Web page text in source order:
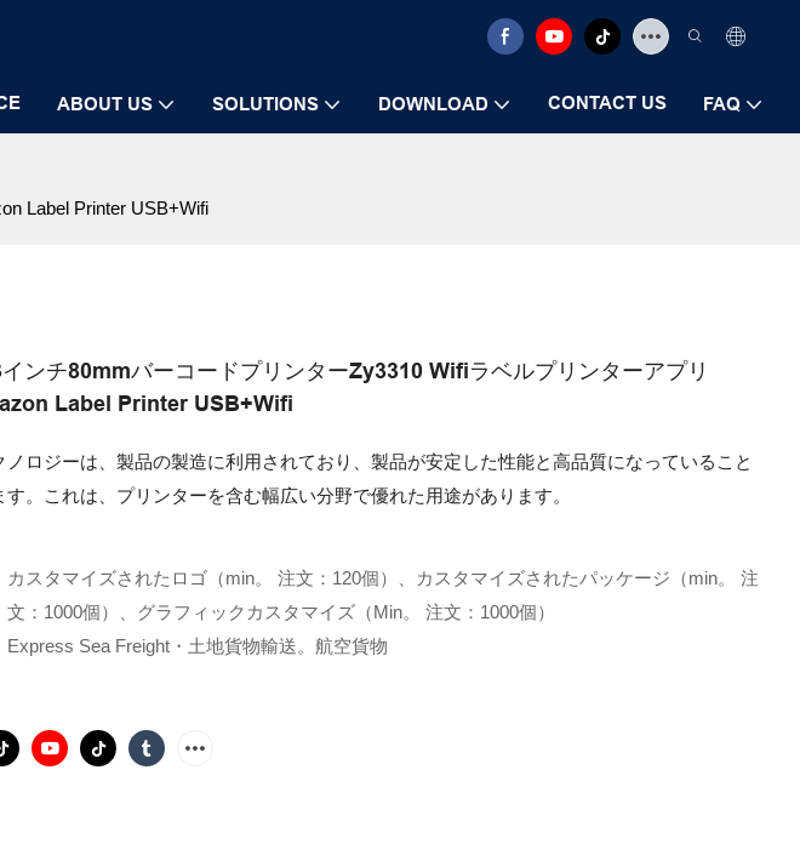
ABOUT US SOLUTIONS DOWNLOAD CONTACT US FAQ
Label Printer USB+Wifi
ンチ80mmバーコードプリンターZy3310 Wifiラベルプリンターアプリ
Label Printer USB+Wifi
ノロジーは、製品の製造に利用されており、製品が安定した性能と高品質になっていること
す。これは、プリンターを含む幅広い分野で優れた用途があります。
カスタマイズされたロゴ（min。 注文：120個）、カスタマイズされたパッケージ（min。 注
文：1000個）、グラフィックカスタマイズ（Min。 注文：1000個）
Express Sea Freight・土地貨物輸送。航空貨物